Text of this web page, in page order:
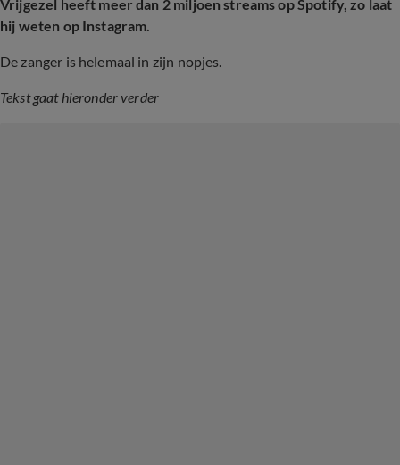
Vrijgezel heeft meer dan 2 miljoen streams op Spotify, zo laat
hij weten op Instagram.
De zanger is helemaal in zijn nopjes.
Tekst gaat hieronder verder